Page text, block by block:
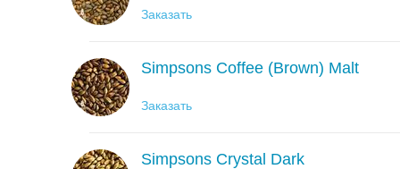
Заказать
Simpsons Coffee (Brown) Malt
Заказать
Simpsons Crystal Dark